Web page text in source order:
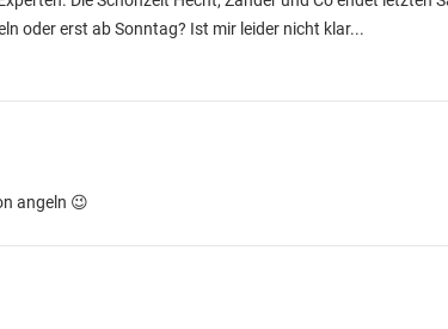
oder erst ab Sonntag? Ist mir leider nicht klar...
angeln 😉